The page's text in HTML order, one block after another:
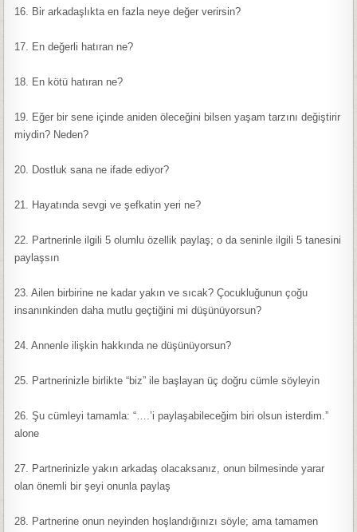
16. Bir arkadaşlıkta en fazla neye değer verirsin?
17. En değerli hatıran ne?
18. En kötü hatıran ne?
19. Eğer bir sene içinde aniden öleceğini bilsen yaşam tarzını değiştirir
miydin? Neden?
20. Dostluk sana ne ifade ediyor?
21. Hayatında sevgi ve şefkatin yeri ne?
22. Partnerinle ilgili 5 olumlu özellik paylaş; o da seninle ilgili 5 tanesini
paylaşsın
23. Ailen birbirine ne kadar yakın ve sıcak? Çocukluğunun çoğu
insanınkinden daha mutlu geçtiğini mi düşünüyorsun?
24. Annenle ilişkin hakkında ne düşünüyorsun?
25. Partnerinizle birlikte “biz” ile başlayan üç doğru cümle söyleyin
26. Şu cümleyi tamamla: “….’i paylaşabileceğim biri olsun isterdim.”
alone
27. Partnerinizle yakın arkadaş olacaksanız, onun bilmesinde yarar
olan önemli bir şeyi onunla paylaş
28. Partnerine onun neyinden hoşlandığınızı söyle; ama tamamen